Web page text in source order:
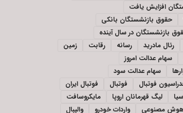
افزایش یافت
حقوق بازنشستگان بانکی
بازنشستگان در سال آینده
رئال مادرید رسانه رقابت
زمین
سهام عدالت امروز
سهام عدالت سود
فوتبال فوتبال
فوتبال ایران
لیگ قهرمانان اروپا
مایکروسافت
مصنوعی واردات خودرو والیبال